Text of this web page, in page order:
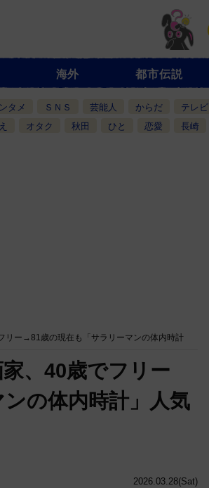
海外 都市伝説
タメ ＳＮＳ 芸能人 からだ テレビ
オタク 秋田 ひと 恋愛 長崎
リー→81歳の現在も「サラリーマンの体内時計
2026.03.28(Sat)
、40歳でフリー
の体内時計」人気